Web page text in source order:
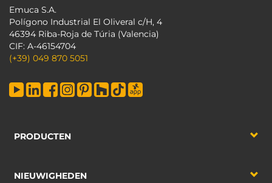
Emuca S.A.
Polígono Industrial El Oliveral c/H, 4
46394 Riba-Roja de Túria (Valencia)
CIF: A-46154704
(+39) 049 870 5051
PRODUCTEN
NIEUWIGHEDEN